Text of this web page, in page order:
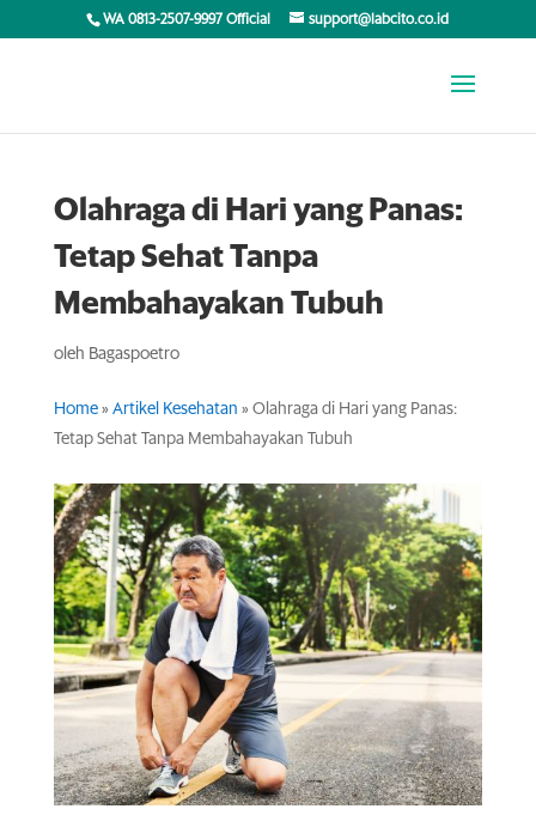
WA 0813-2507-9997 Official support@labcito.co.id
Olahraga di Hari yang Panas:
Tetap Sehat Tanpa
Membahayakan Tubuh
oleh Bagaspoetro
Home» Artikel Kesehatan » Olahraga di Hari yang Panas:
Tetap Sehat Tanpa Membahayakan Tubuh